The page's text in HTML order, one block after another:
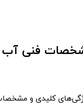
فنی آب
کلیدی و